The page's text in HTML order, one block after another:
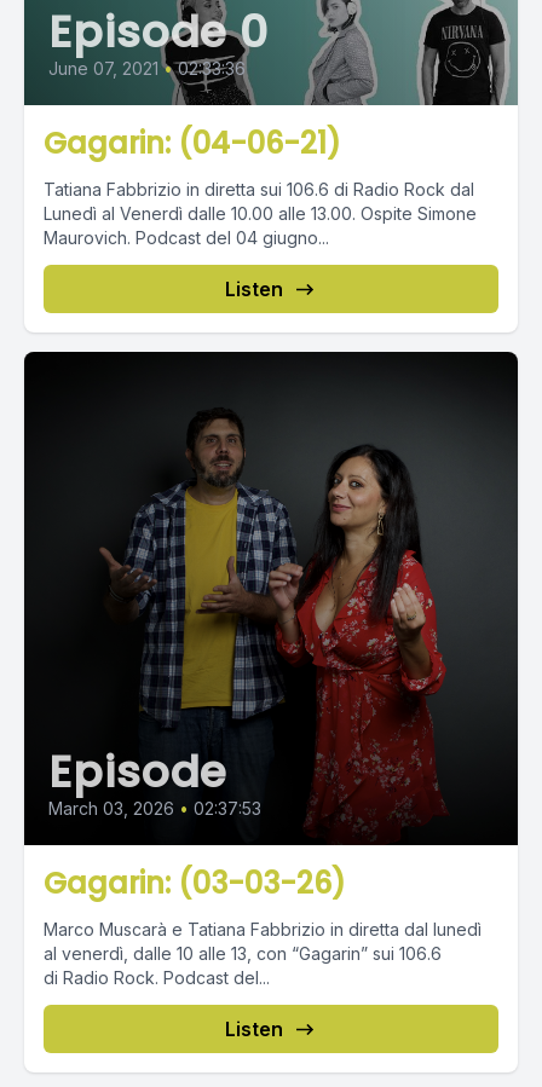
Episode 0
June 07, 2021 • 02:33:36
Gagarin: (04-06-21)
Tatiana Fabbrizio in diretta sui 106.6 di Radio Rock dal
Lunedì al Venerdì dalle 10.00 alle 13.00. Ospite Simone
Maurovich. Podcast del 04 giugno...
Listen
Episode
March 03, 2026 • 02:37:53
Gagarin: (03-03-26)
Marco Muscarà e Tatiana Fabbrizio in diretta dal lunedì
al venerdì, dalle 10 alle 13, con “Gagarin” sui 106.6
di Radio Rock. Podcast del...
Listen